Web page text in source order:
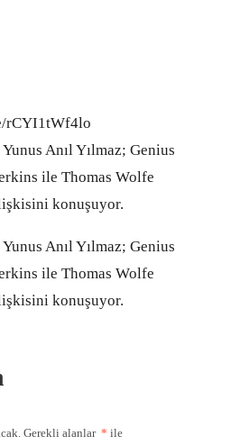
rCYI1tWf4lo
Anıl Yılmaz; Genius
ile Thomas Wolfe
konuşuyor.
Anıl Yılmaz; Genius
ile Thomas Wolfe
konuşuyor.
Gerekli alanlar * ile